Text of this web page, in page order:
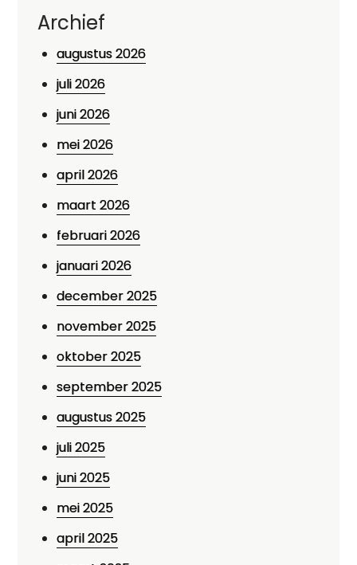
Archief
augustus 2026
juli 2026
juni 2026
mei 2026
april 2026
maart 2026
februari 2026
januari 2026
december 2025
november 2025
oktober 2025
september 2025
augustus 2025
juli 2025
juni 2025
mei 2025
april 2025